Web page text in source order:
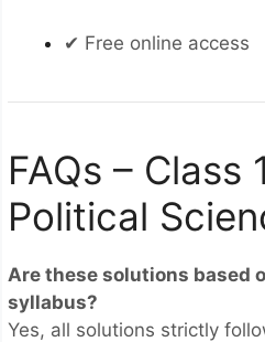
✔ Free online access
FAQs – Class
Political
Are these solutions based
syllabus?
Yes, all solutions strictly